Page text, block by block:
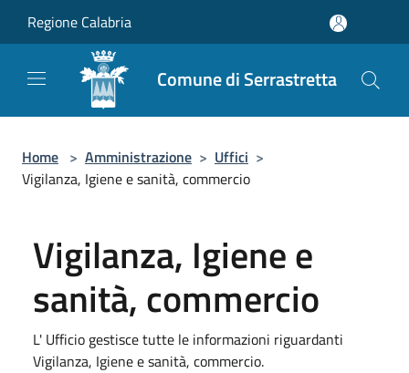
Regione Calabria
Comune di Serrastretta
Home > Amministrazione > Uffici >
Vigilanza, Igiene e sanità, commercio
Vigilanza, Igiene e
sanità, commercio
L' Ufficio gestisce tutte le informazioni riguardanti
Vigilanza, Igiene e sanità, commercio.